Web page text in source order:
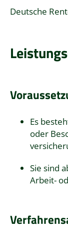
Deutsche
Es
oder
Sie sind
Arbeit-